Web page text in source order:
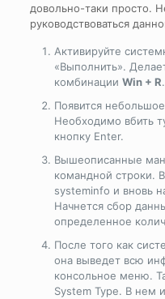
довольно-таки просто.
руководствоваться
Активируйте
«Выполнить».
комбинации Win + R.
Появится
Необходимо вбить
кнопку Enter.
Вышеописанные
командной строки.
systeminfo и вновь
Начнется сбор
определенное
После того как
она выведет всю
консольное меню.
System Type. В нем